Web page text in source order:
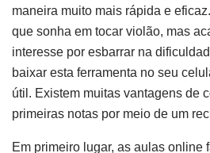
maneira muito mais rápida e
que sonha em tocar violão, mas
interesse por esbarrar na
baixar esta ferramenta no seu
útil. Existem muitas vantagens de
primeiras notas por meio de um
Em primeiro lugar, as aulas online